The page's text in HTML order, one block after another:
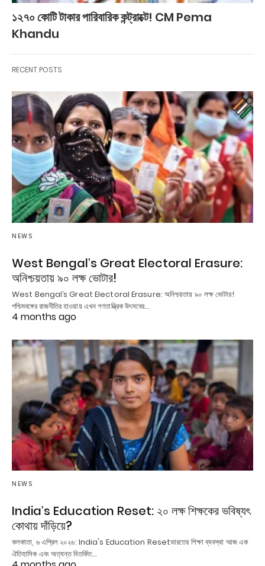
১২৭০ কোটি টাকার পারিবারিক কন্ট্রাক্টে! CM Pema
Khandu
RECENT POSTS
NEWS
West Bengal’s Great Electoral Erasure:
অনিশ্চয়তায় ৯০ লক্ষ ভোটার!
West Bengal’s Great Electoral Erasure: অনিশ্চয়তায় ৯০ লক্ষ ভোটার!
পশ্চিমবঙ্গের রাজনীতির হাওয়ায় এখন গণতান্ত্রিক উৎসবের…
4 months ago
NEWS
India’s Education Reset: ২০ লক্ষ শিক্ষকের ভবিষ্যৎ
কোথায় দাঁড়িয়ে?
কলকাতা, ৬ এপ্রিল ২০২৬: India's Education Resetভারতের শিক্ষা ব্যবস্থা আজ এক
ঐতিহাসিক এবং অত্যন্ত বিতর্কিত…